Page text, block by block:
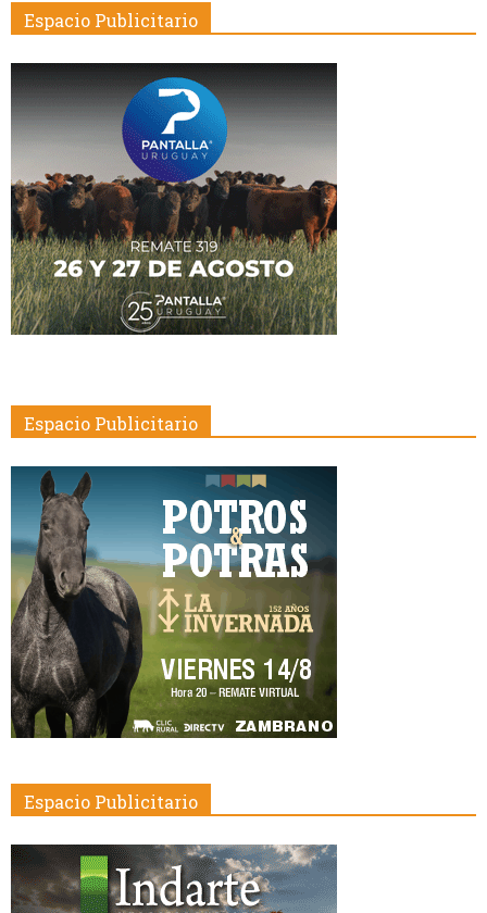
Espacio Publicitario
Espacio Publicitario
Espacio Publicitario